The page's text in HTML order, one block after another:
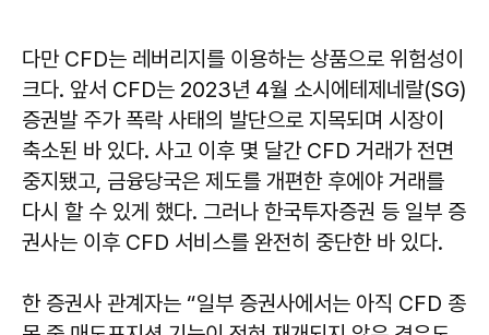
다만 CFD는 레버리지를 이용하는 상품으로 위험성이
크다. 앞서 CFD는 2023년 4월 소시에테제네랄(SG)
증권발 주가 폭락 사태의 발단으로 지목되며 시장이
축소된 바 있다. 사고 이후 몇 달간 CFD 거래가 전면
중지됐고, 금융당국은 제도를 개편한 후에야 거래를
다시 할 수 있게 했다. 그러나 한국투자증권 등 일부 증
권사는 이후 CFD 서비스를 완전히 중단한 바 있다.
한 증권사 관계자는 “일부 증권사에서는 아직 CFD 종